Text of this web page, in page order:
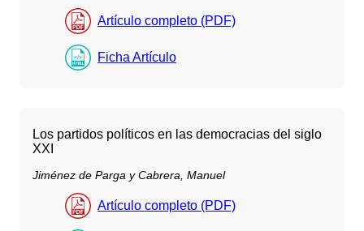
Artículo completo (PDF)
Ficha Artículo
Los partidos políticos en las democracias del siglo
XXI
Jiménez de Parga y Cabrera, Manuel
Artículo completo (PDF)